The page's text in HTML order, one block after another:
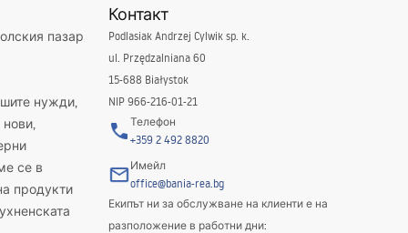
пазар
нужди,
се в
продукти
Контакт
Podlasiak Andrzej Cylwik sp. k.
ul. Przędzalniana 60
15-688 Białystok
NIP 966-216-01-21
Телефон
+359 2 492 8820
Имейл
office@bania-rea.bg
Екипът ни за обслужване на клиенти е на
разположение в работни дни: